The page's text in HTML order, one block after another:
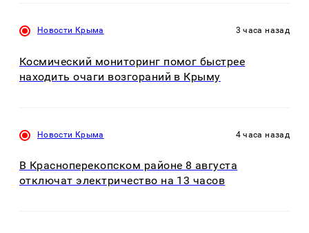
Новости Крыма 3 часа назад
Космический мониторинг помог быстрее
находить очаги возгораний в Крыму
Новости Крыма 4 часа назад
В Красноперекопском районе 8 августа
отключат электричество на 13 часов